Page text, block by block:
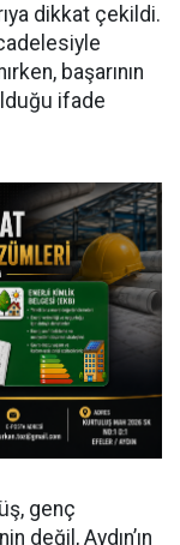
dikkat çekildi.
başarının
ifade
genç
değil, Aydın’ın